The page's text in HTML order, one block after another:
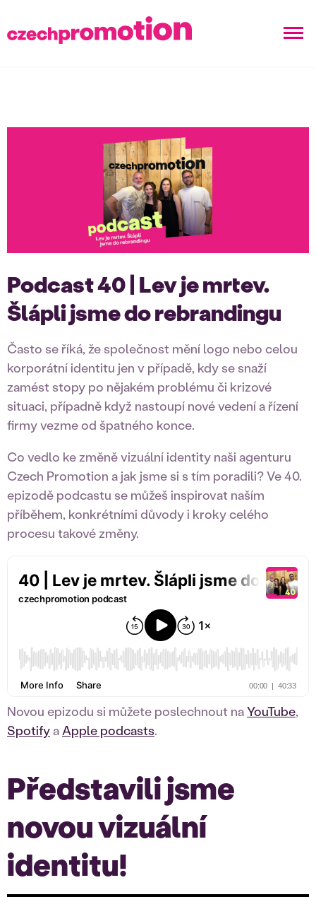
Podcast 40 | Lev je mrtev.
Šlápli jsme do rebrandingu
Často se říká, že společnost mění logo nebo celou
korporátní identitu jen v případě, kdy se snaží
zamést stopy po nějakém problému či krizové
situaci, případně když nastoupí nové vedení a řízení
firmy vezme od špatného konce.
Co vedlo ke změně vizuální identity naši agenturu
Czech Promotion a jak jsme si s tím poradili? Ve 40.
epizodě podcastu se můžeš inspirovat naším
příběhem, konkrétními důvody i kroky celého
procesu takové změny.
Novou epizodu si můžete poslechnout naYouTube,
SpotifyaApple podcasts.
Představili jsme
novou vizuální
identitu!